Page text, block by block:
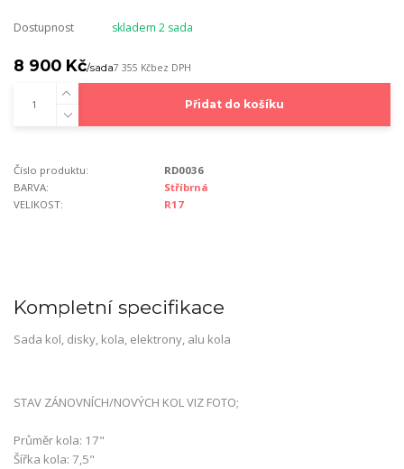
Dostupnost skladem 2 sada
8 900 Kč/sada7 355 Kčbez DPH
Přidat do košíku
Číslo produktu:
RD0036
BARVA:
Stříbrná
VELIKOST:
R17
Kompletní specifikace
Sada kol, disky, kola, elektrony, alu kola
STAV ZÁNOVNÍCH/NOVÝCH KOL VIZ FOTO;
Průměr kola: 17"
Šířka kola: 7,5"